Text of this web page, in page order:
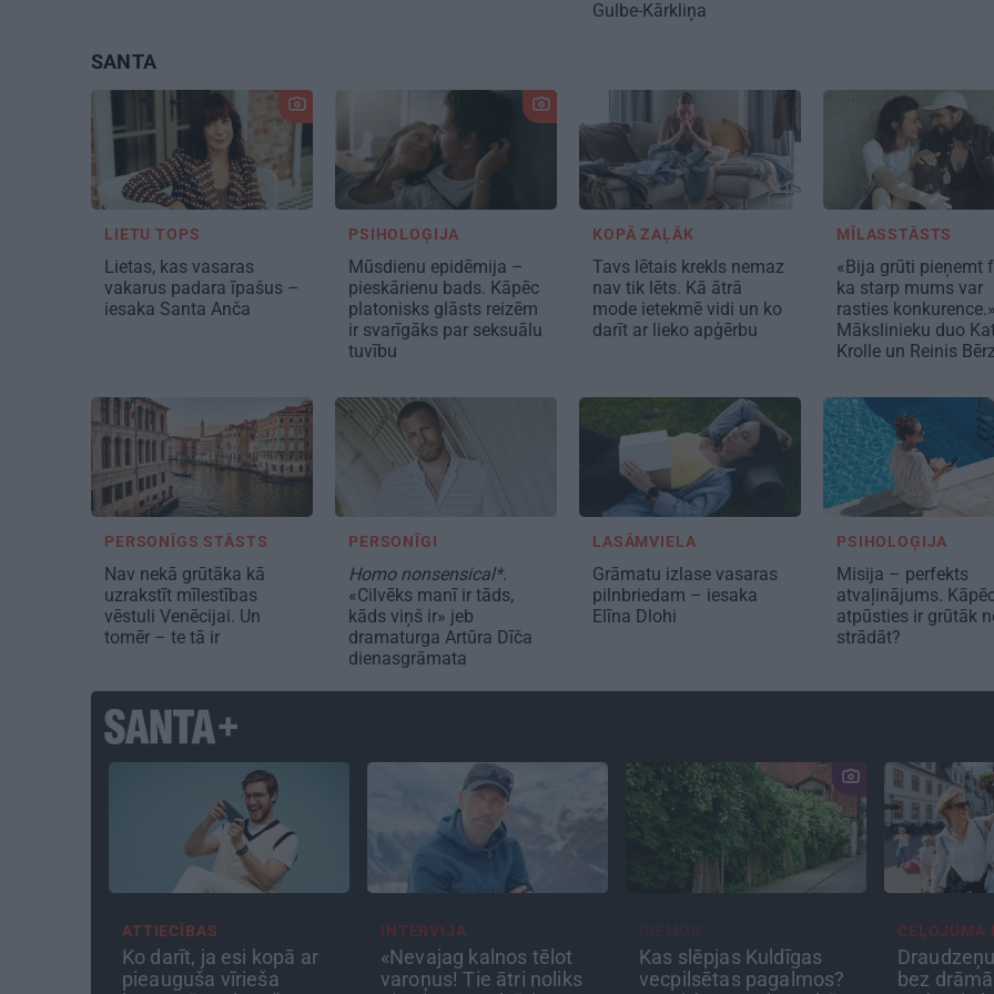
Gulbe-Kārkliņa
SANTA
LIETU TOPS
Lietas, kas vasaras
vakarus padara īpašus –
iesaka Santa Anča
PSIHOLOĢIJA
Mūsdienu epidēmija –
pieskārienu bads. Kāpēc
platonisks glāsts reizēm
ir svarīgāks par seksuālu
tuvību
KOPĀ ZAĻĀK
Tavs lētais krekls nemaz
nav tik lēts. Kā ātrā
mode ietekmē vidi un ko
darīt ar lieko apģērbu
MĪLASSTĀSTS
«Bija grūti pieņemt
ka starp mums var
rasties
Mākslinieku duo
Krolle un Reinis
PERSONĪGS STĀSTS
Nav nekā grūtāka kā
uzrakstīt mīlestības
vēstuli Venēcijai. Un
tomēr – te tā ir
PERSONĪGI
Homo nonsensical*.
«Cilvēks manī ir tāds,
kāds viņš ir» jeb
dramaturga Artūra Dīča
dienasgrāmata
LASĀMVIELA
Grāmatu izlase vasaras
pilnbriedam – iesaka
Elīna Dlohi
PSIHOLOĢIJA
Misija – perfekts
atvaļinājums.
atpūsties ir grūtāk
strādāt?
ATTIECĪBAS
Ko darīt, ja esi kopā ar
pieauguša vīrieša
INTERVIJA
«Nevajag kalnos tēlot
varoņus! Tie ātri noliks
Kas slēpjas Kuldīgas
vecpilsētas pagalmos?
CEĻOJUMA
bez